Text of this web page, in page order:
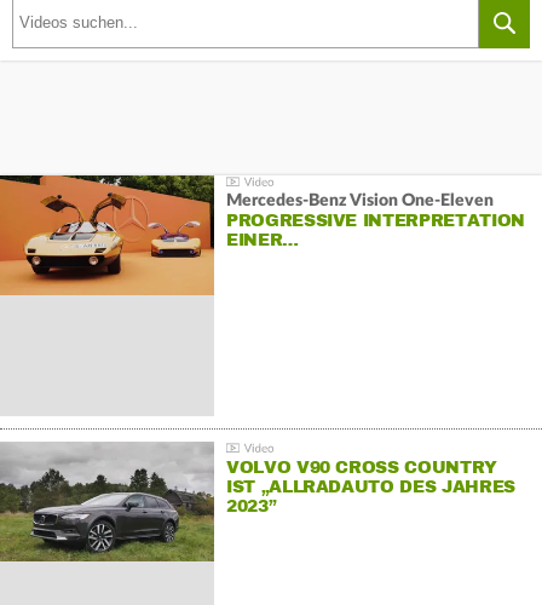
Mercedes-Benz Vision One-Eleven
PROGRESSIVE INTERPRETATION
EINER…
VOLVO V90 CROSS COUNTRY
IST „ALLRADAUTO DES JAHRES
2023”